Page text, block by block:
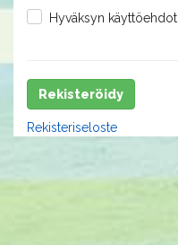
Hyväksyn käyttöehdot
Rekisteröidy
Rekisteriseloste